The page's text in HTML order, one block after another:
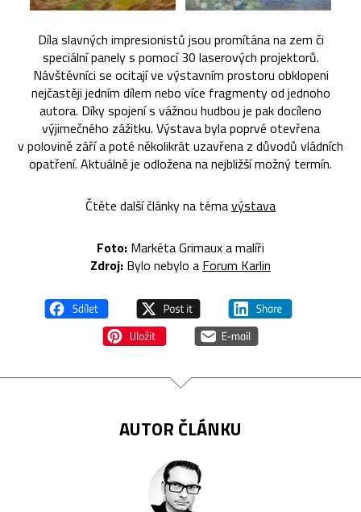
Díla slavných impresionistů jsou promítána na zem či
speciální panely s pomocí 30 laserových projektorů.
Návštěvníci se ocitají ve výstavním prostoru obklopeni
nejčastěji jedním dílem nebo více fragmenty od jednoho
autora. Díky spojení s vážnou hudbou je pak docíleno
výjimečného zážitku. Výstava byla poprvé otevřena
v polovině září a poté několikrát uzavřena z důvodů vládních
opatření. Aktuálně je odložena na nejbližší možný termín.
Čtěte další články na témavýstava
Foto: Markéta Grimaux a malíři
Zdroj: Bylo nebylo a Forum Karlin
AUTOR ČLÁNKU